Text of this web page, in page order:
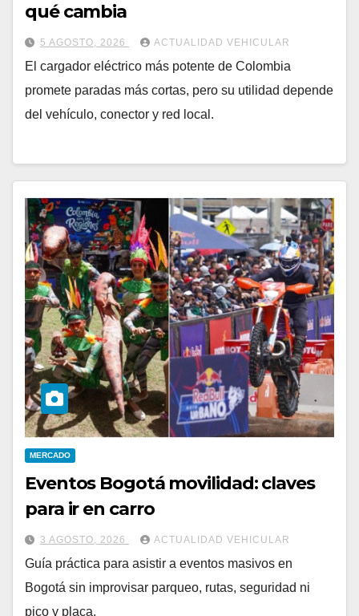
qué cambia
5 AGOSTO, 2026 ACTUALIDAD VEHICULAR
El cargador eléctrico más potente de Colombia
promete paradas más cortas, pero su utilidad depende
del vehículo, conector y red local.
MERCADO
Eventos Bogotá movilidad: claves
para ir en carro
3 AGOSTO, 2026 ACTUALIDAD VEHICULAR
Guía práctica para asistir a eventos masivos en
Bogotá sin improvisar parqueo, rutas, seguridad ni
pico y placa.